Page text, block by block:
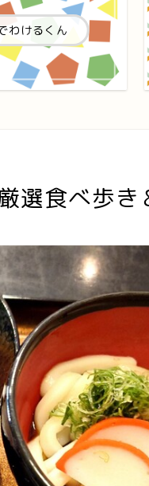
わけるくん
選食べ歩き